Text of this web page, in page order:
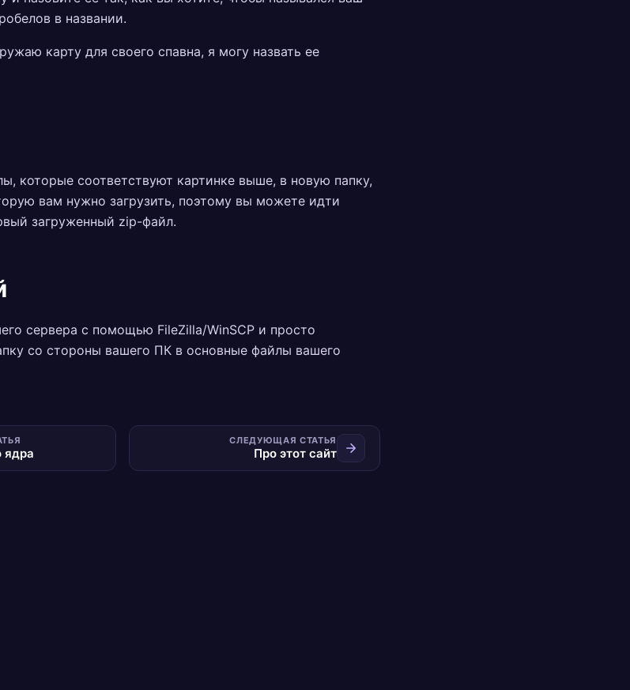
в названии.
карту для своего спавна, я могу назвать ее
которые соответствуют картинке выше, в новую папку,
вам нужно загрузить, поэтому вы можете идти
загруженный zip-файл.
сервера с помощью FileZilla/WinSCP и просто
со стороны вашего ПК в основные файлы вашего
ядра
СЛЕДУЮЩАЯ СТАТЬЯ
Про этот сайт